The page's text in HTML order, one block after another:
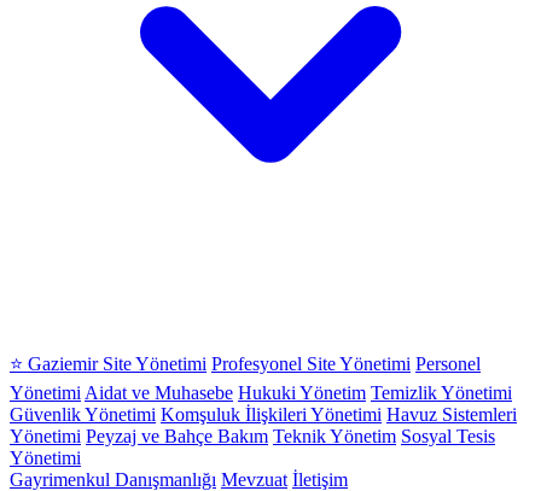
⭐ Gaziemir Site Yönetimi Profesyonel Site Yönetimi Personel
Yönetimi Aidat ve Muhasebe Hukuki Yönetim Temizlik Yönetimi
Güvenlik Yönetimi Komşuluk İlişkileri Yönetimi Havuz Sistemleri
Yönetimi Peyzaj ve Bahçe Bakım Teknik Yönetim Sosyal Tesis
Yönetimi
Gayrimenkul Danışmanlığı Mevzuat İletişim